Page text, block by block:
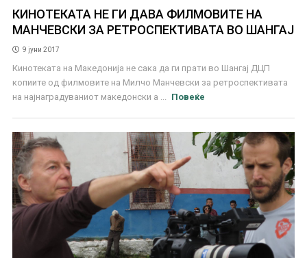
КИНОТЕКАТА НЕ ГИ ДАВА ФИЛМОВИТЕ НА
МАНЧЕВСКИ ЗА РЕТРОСПЕКТИВАТА ВО ШАНГАЈ
9 јуни 2017
Кинотеката на Македонија не сака да ги прати во Шангај ДЦП
копиите од филмовите на Милчо Манчевски за ретроспективата
на најнаградуваниот македонски а ...
Повеќе